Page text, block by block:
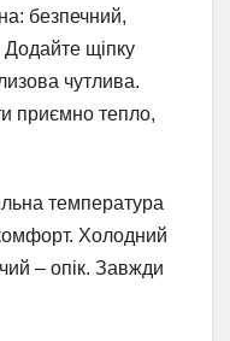
безпечний,
Додайте щіпку
чутлива.
приємно тепло,
температура
Холодний
– опік. Завжди